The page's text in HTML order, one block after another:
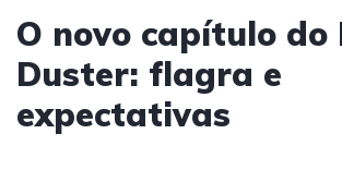
O novo capítulo do
Duster: flagra e
expectativas